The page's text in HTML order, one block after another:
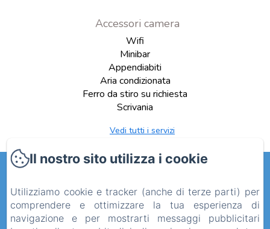
Accessori camera
Wifi
Minibar
Appendiabiti
Aria condizionata
Ferro da stiro su richiesta
Scrivania
Vedi tutti i servizi
INFORMATIVA PRIVACY NOTE LEGALI
INFORMAZIONI SUI COOKIE
Il nostro sito utilizza i cookie
Utilizziamo cookie e tracker (anche di terze parti) per
comprendere e ottimizzare la tua esperienza di
navigazione e per mostrarti messaggi pubblicitari